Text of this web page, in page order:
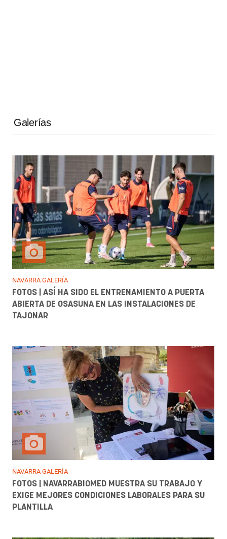
Galerías
NAVARRA GALERÍA
FOTOS | ASÍ HA SIDO EL ENTRENAMIENTO A PUERTA
ABIERTA DE OSASUNA EN LAS INSTALACIONES DE
TAJONAR
NAVARRA GALERÍA
FOTOS | NAVARRABIOMED MUESTRA SU TRABAJO Y
EXIGE MEJORES CONDICIONES LABORALES PARA SU
PLANTILLA